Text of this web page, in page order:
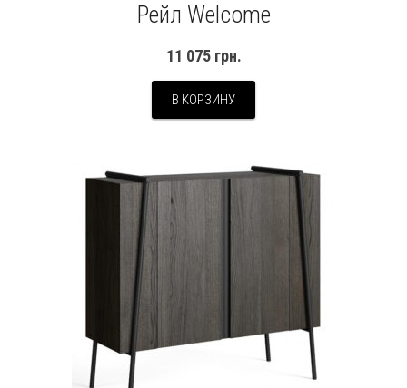
Рейл Welcome
11 075 грн.
В КОРЗИНУ